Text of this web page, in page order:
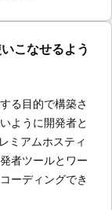
こなせるよう
る目的で構築さ
ように開発者と
ミアムホスティ
者ツールとワー
ーディングでき